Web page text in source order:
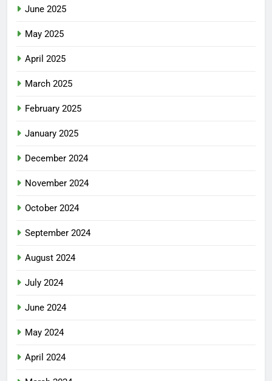
June 2025
May 2025
April 2025
March 2025
February 2025
January 2025
December 2024
November 2024
October 2024
September 2024
August 2024
July 2024
June 2024
May 2024
April 2024